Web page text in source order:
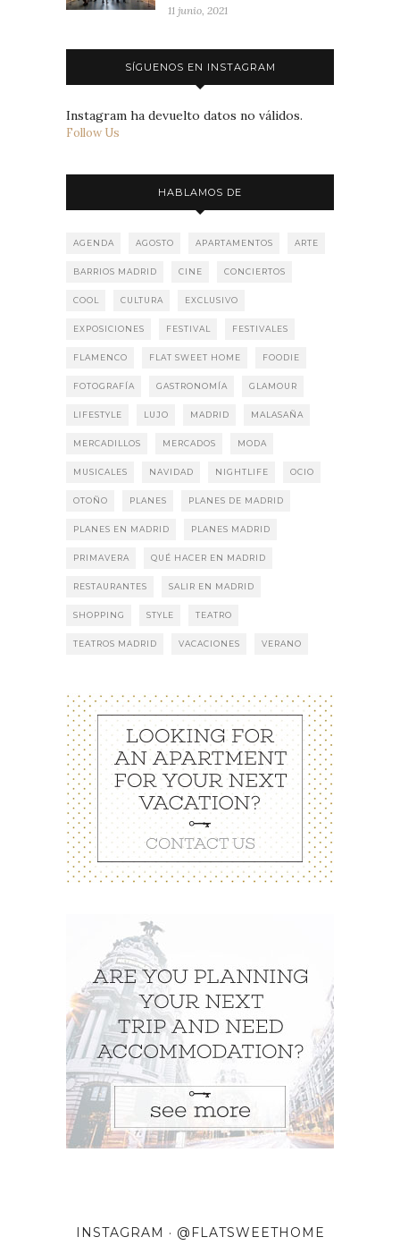
11 junio, 2021
SÍGUENOS EN INSTAGRAM
Instagram ha devuelto datos no válidos.
Follow Us
HABLAMOS DE
AGENDA AGOSTO APARTAMENTOS ARTE
BARRIOS MADRID CINE CONCIERTOS
COOL CULTURA EXCLUSIVO
EXPOSICIONES FESTIVAL FESTIVALES
FLAMENCO FLAT SWEET HOME FOODIE
FOTOGRAFÍA GASTRONOMÍA GLAMOUR
LIFESTYLE LUJO MADRID MALASAÑA
MERCADILLOS MERCADOS MODA
MUSICALES NAVIDAD NIGHTLIFE OCIO
OTOÑO PLANES PLANES DE MADRID
PLANES EN MADRID PLANES MADRID
PRIMAVERA QUÉ HACER EN MADRID
RESTAURANTES SALIR EN MADRID
SHOPPING STYLE TEATRO
TEATROS MADRID VACACIONES VERANO
INSTAGRAM · @FLATSWEETHOME